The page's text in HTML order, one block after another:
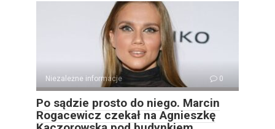
Niezależne informacje 0
Po sądzie prosto do niego. Marcin
Rogacewicz czekał na Agnieszkę